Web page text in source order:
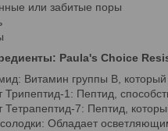
или забитые поры
Paula's Choice
Витамин группы B,
Трипептид-1: Пептид,
7: Пептид,
солодки: Обладает